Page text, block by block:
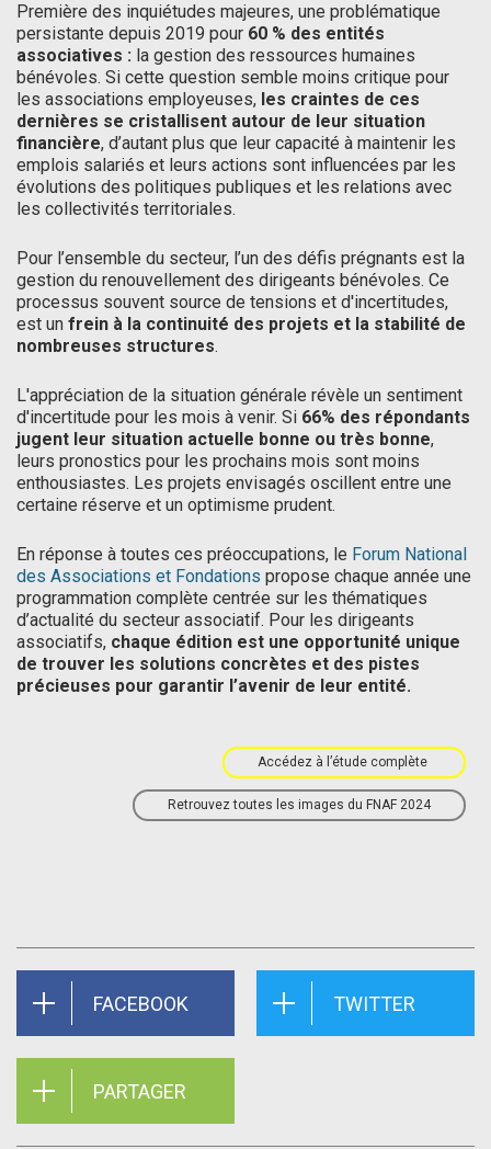
Première des inquiétudes majeures, une problématique
persistante depuis 2019 pour 60 % des entités
associatives : la gestion des ressources humaines
bénévoles. Si cette question semble moins critique pour
les associations employeuses, les craintes de ces
dernières se cristallisent autour de leur situation
financière, d’autant plus que leur capacité à maintenir les
emplois salariés et leurs actions sont influencées par les
évolutions des politiques publiques et les relations avec
les collectivités territoriales.
Pour l’ensemble du secteur, l’un des défis prégnants est la
gestion du renouvellement des dirigeants bénévoles. Ce
processus souvent source de tensions et d'incertitudes,
est un frein à la continuité des projets et la stabilité de
nombreuses structures.
L'appréciation de la situation générale révèle un sentiment
d'incertitude pour les mois à venir. Si 66% des répondants
jugent leur situation actuelle bonne ou très bonne,
leurs pronostics pour les prochains mois sont moins
enthousiastes. Les projets envisagés oscillent entre une
certaine réserve et un optimisme prudent.
En réponse à toutes ces préoccupations, le Forum National
des Associations et Fondations propose chaque année une
programmation complète centrée sur les thématiques
d’actualité du secteur associatif. Pour les dirigeants
associatifs, chaque édition est une opportunité unique
de trouver les solutions concrètes et des pistes
précieuses pour garantir l’avenir de leur entité.
Accédez à l’étude complète
Retrouvez toutes les images du FNAF 2024
FACEBOOK TWITTER
PARTAGER